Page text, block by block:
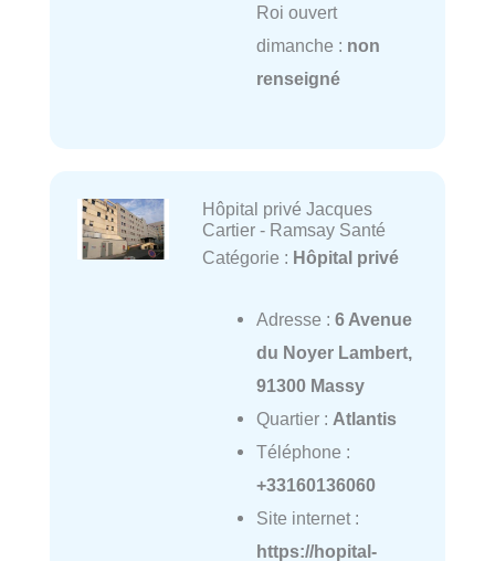
Roi ouvert
dimanche : non
renseigné
Hôpital privé Jacques
Cartier - Ramsay Santé
Catégorie : Hôpital privé
Adresse : 6 Avenue
du Noyer Lambert,
91300 Massy
Quartier : Atlantis
Téléphone :
+33160136060
Site internet :
https://hopital-